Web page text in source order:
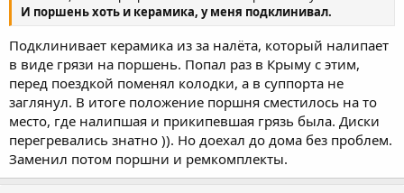
И поршень хоть и керамика, у меня подклинивал.
Подклинивает керамика из за налёта, который налипает
в виде грязи на поршень. Попал раз в Крыму с этим,
перед поездкой поменял колодки, а в суппорта не
заглянул. В итоге положение поршня сместилось на то
место, где налипшая и прикипевшая грязь была. Диски
перегревались знатно )). Но доехал до дома без проблем.
Заменил потом поршни и ремкомплекты.